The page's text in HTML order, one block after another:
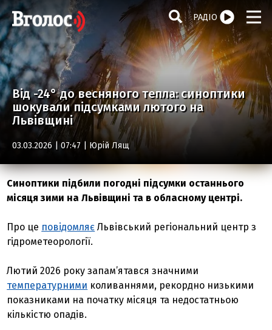
РАДІО
Від -24° до весняного тепла: синоптики
шокували підсумками лютого на
Львівщині
03.03.2026 | 07:47 | Юрій Лящ
Синоптики підбили погодні підсумки останнього
місяця зими на Львівщині та в обласному центрі.
Про це повідомляє Львівський регіональний центр з
гідрометеорології.
Лютий 2026 року запам’ятався значними
температурними коливаннями, рекордно низькими
показниками на початку місяця та недостатньою
кількістю опадів.